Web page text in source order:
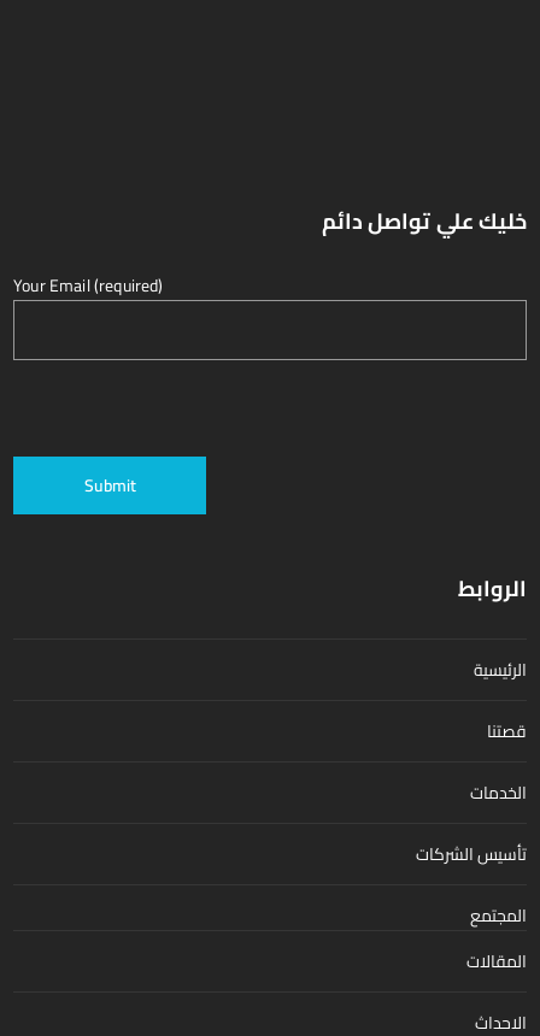
خليك علي تواصل دائم
Your Email (required)
الروابط
الرئيسية
قصتنا
الخدمات
تأسيس الشركات
المجتمع
المقالات
الاحداث